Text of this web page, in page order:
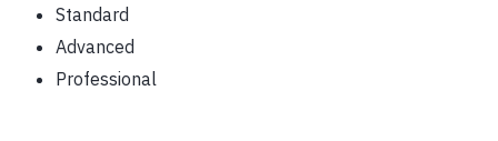
Standard
Advanced
Professional